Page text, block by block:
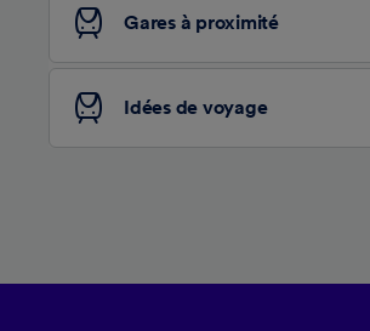
Gares à proximité
Idées de voyage
services.